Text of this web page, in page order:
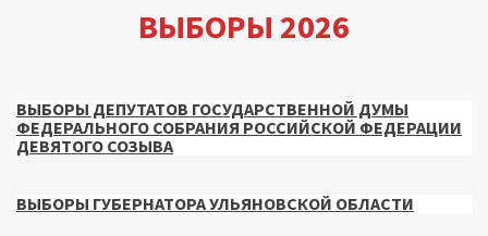
ВЫБОРЫ 2026
ВЫБОРЫ ДЕПУТАТОВ ГОСУДАРСТВЕННОЙ ДУМЫ
ФЕДЕРАЛЬНОГО СОБРАНИЯ РОССИЙСКОЙ ФЕДЕРАЦИИ
ДЕВЯТОГО СОЗЫВА
ВЫБОРЫ ГУБЕРНАТОРА УЛЬЯНОВСКОЙ ОБЛАСТИ